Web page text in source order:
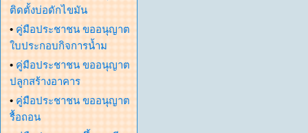
ติดตั้งบ่อดักไขมัน
• คู่มือประชาชน ขออนุญาต
ใบประกอบกิจการน้ำม
• คู่มือประชาชน ขออนุญาต
ปลูกสร้างอาคาร
• คู่มือประชาชน ขออนุญาต
รื้อถอน